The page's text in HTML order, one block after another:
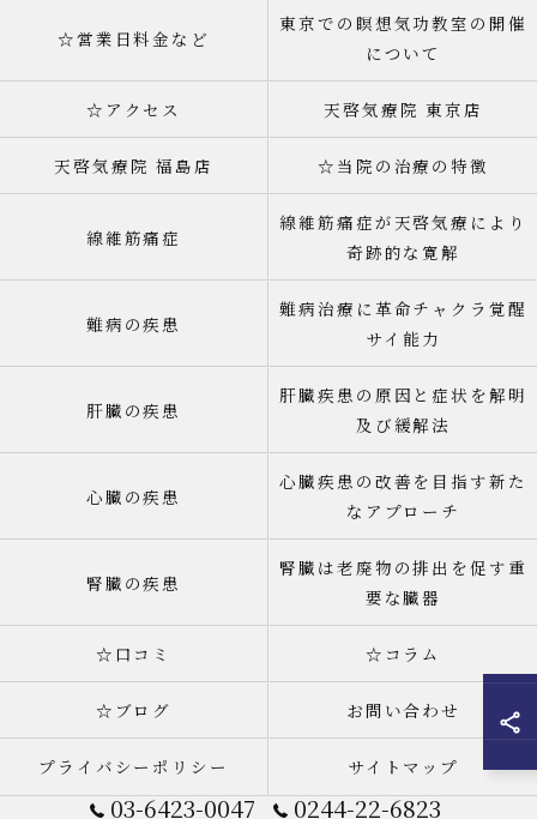
03-6423-0047 0244-22-6823
☆営業日料金など
東京での瞑想気功教室の開催
について
☆アクセス 天啓気療院 東京店
天啓気療院 福島店 ☆当院の治療の特徴
線維筋痛症
線維筋痛症が天啓気療により
奇跡的な寛解
難病の疾患
難病治療に革命チャクラ覚醒
サイ能力
肝臓の疾患
肝臓疾患の原因と症状を解明
及び緩解法
心臓の疾患
心臓疾患の改善を目指す新た
なアプローチ
腎臓の疾患
腎臓は老廃物の排出を促す重
要な臓器
☆口コミ ☆コラム
☆ブログ お問い合わせ
プライバシーポリシー サイトマップ